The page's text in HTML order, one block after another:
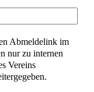
Abmeldelink im
nur zu internen
Vereins